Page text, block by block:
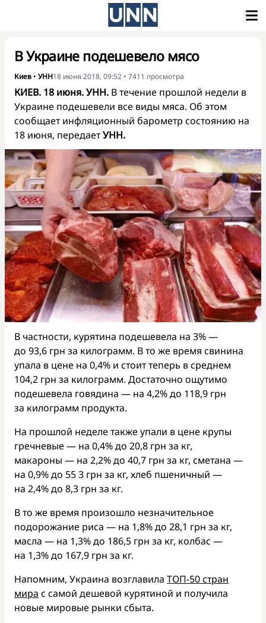
В Украине подешевело мясо
Киев • УНН18 июня 2018, 09:52 • 7411 просмотра
КИЕВ. 18 июня. УНН. В течение прошлой недели в
Украине подешевели все виды мяса. Об этом
сообщает инфляционный барометр состоянию на
18 июня, передаетУНН.
В частности, курятина подешевела на 3% —
до 93,6 грн за килограмм. В то же время свинина
упала в цене на 0,4% и стоит теперь в среднем
104,2 грн за килограмм. Достаточно ощутимо
подешевела говядина — на 4,2% до 118,9 грн
за килограмм продукта.
На прошлой неделе также упали в цене крупы
гречневые — на 0,4% до 20,8 грн за кг,
макароны — на 2,2% до 40,7 грн за кг, сметана —
на 0,9% до 55 3 грн за кг, хлеб пшеничный —
на 2,4% до 8,3 грн за кг.
В то же время произошло незначительное
подорожание риса — на 1,8% до 28,1 грн за кг,
масла — на 1,3% до 186,5 грн за кг, колбас —
на 1,3% до 167,9 грн за кг.
Напомним, Украина возглавила ТОП-50 стран
мира с самой дешевой курятиной и получила
новые мировые рынки сбыта.